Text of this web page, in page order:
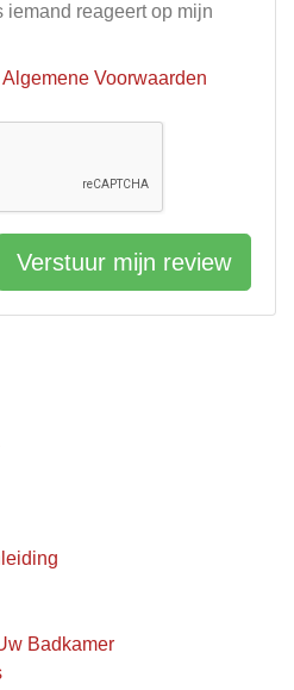
Badkamer
iemand reageert op mijn
Algemene Voorwaarden
Verstuur mijn review